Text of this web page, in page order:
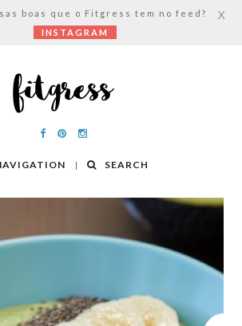
SEARCH
boas que o Fitgress tem no feed?
INSTAGRAM
X